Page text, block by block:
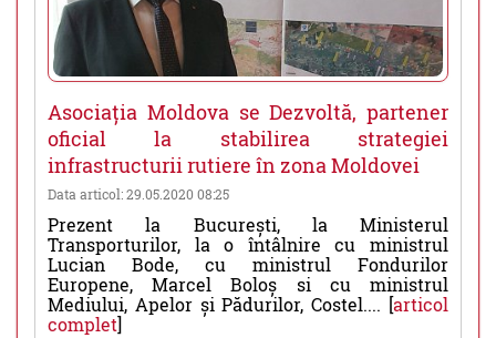
Asociația Moldova se Dezvoltă, partener
oficial la stabilirea strategiei
infrastructurii rutiere în zona Moldovei
Data articol: 29.05.2020 08:25
Prezent la București, la Ministerul
Transporturilor, la o întâlnire cu ministrul
Lucian Bode, cu ministrul Fondurilor
Europene, Marcel Boloș si cu ministrul
Mediului, Apelor și Pădurilor, Costel.... [articol
complet]